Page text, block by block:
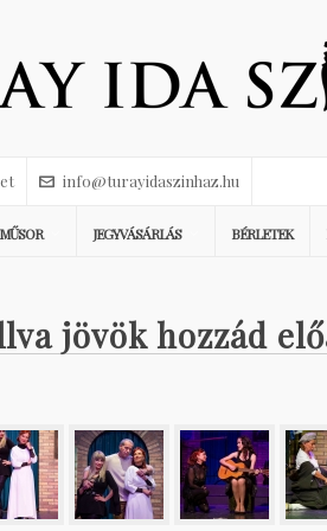
info@turayidaszinhaz.hu
MŰSOR JEGYVÁSÁRLÁS BÉRLETEK
jövök hozzád